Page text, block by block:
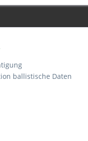
ballistische Daten